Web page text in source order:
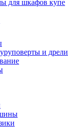
для шкафов купе
и дрели